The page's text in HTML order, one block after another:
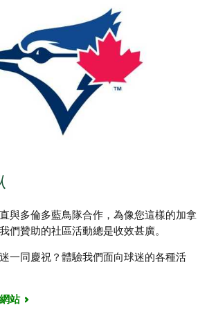
與多倫多藍鳥隊合作，為像您這樣的加拿
們贊助的社區活動總是收效甚廣。
一同慶祝？體驗我們面向球迷的各種活
站